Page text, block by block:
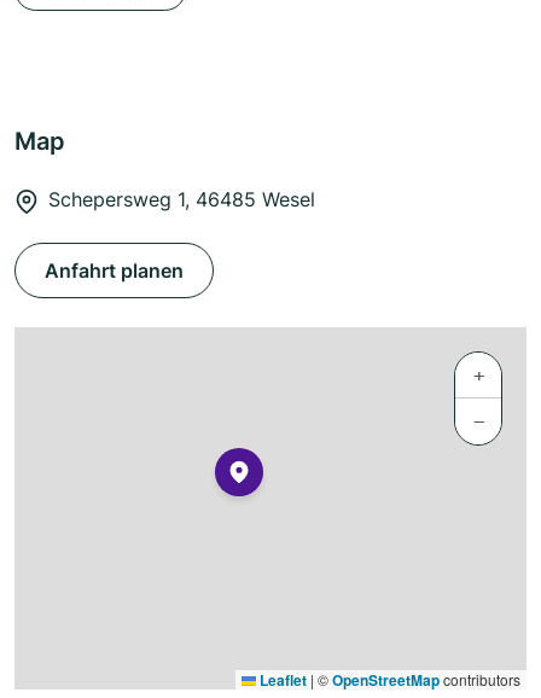
Map
Schepersweg 1, 46485 Wesel
Anfahrt planen
+
−
Leaflet | ©OpenStreetMapcontributors